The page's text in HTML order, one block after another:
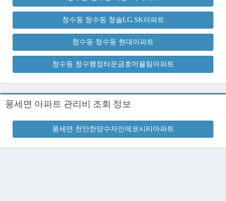
청수동 청수동 청솔LG.SK아파트
청수동 청수동 현대아파트
청수동 청수행정타운금호어울림아파트
풍세면 아파트 관리비 조회 정보
풍세면 천안한양수자인에코시티아파트